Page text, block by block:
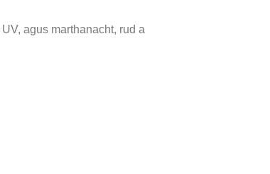
agus marthanacht, rud a